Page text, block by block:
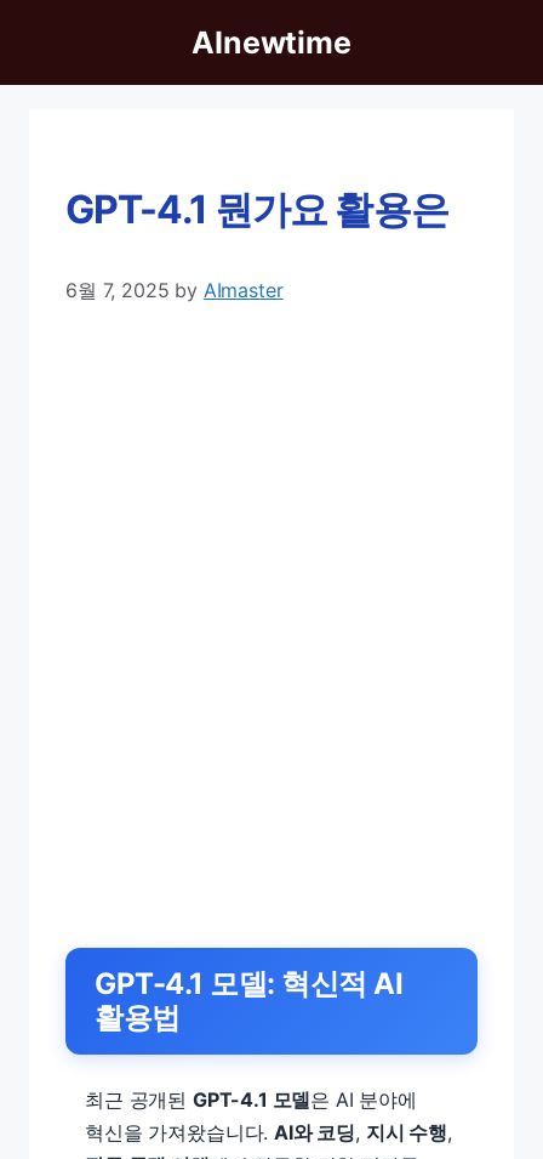
content
AInewtime
GPT-4.1 뭔가요 활용은
6월 7, 2025 by AImaster
GPT-4.1 모델: 혁신적 AI
활용법
최근 공개된 GPT-4.1 모델은 AI 분야에
혁신을 가져왔습니다.AI와 코딩, 지시 수행,